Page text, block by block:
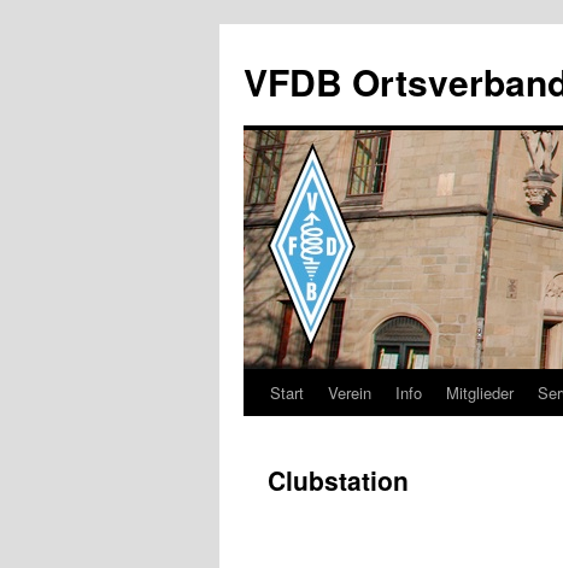
springen
VFDB
Start Verein Info Mitglieder
Clubstation